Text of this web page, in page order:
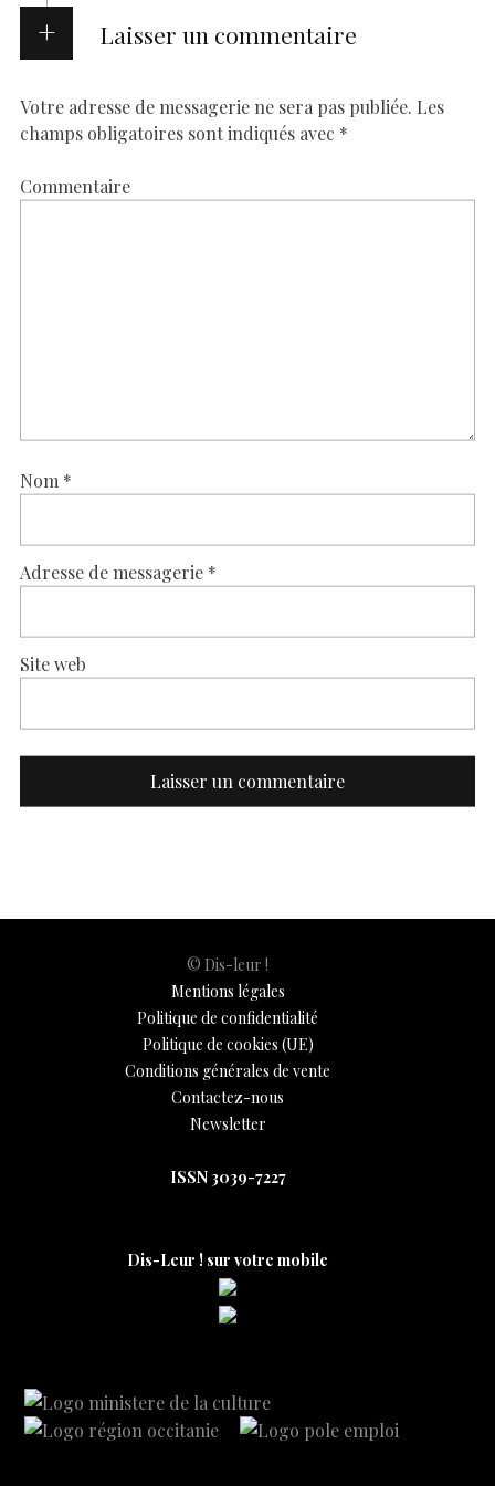
Laisser un commentaire
Votre adresse de messagerie ne sera pas publiée. Les
champs obligatoires sont indiqués avec *
Commentaire
Nom *
Adresse de messagerie *
Site web
© Dis-leur !
Mentions légales
Politique de confidentialité
Politique de cookies (UE)
Conditions générales de vente
Contactez-nous
Newsletter
ISSN 3039-7227
Dis-Leur ! sur votre mobile